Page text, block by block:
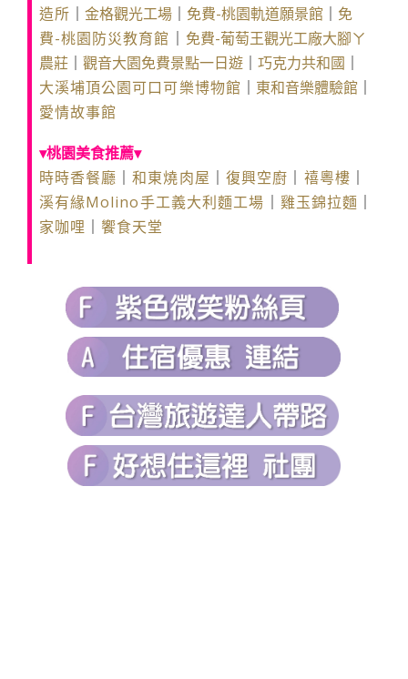
造所
金格觀光工場｜ 免費-桃園軌道願景館
免
費-桃園防災教育館
免費-葡萄王觀光工廠大腳ㄚ
農莊｜ 觀音大園免費景點一日遊｜ 巧克力共和國
大溪埔頂公園可口可樂博物館 東和音樂體驗館
愛情故事館
▾桃園美食推薦▾
時時香餐廳 ｜和東燒肉屋 復興空廚 禧粵樓
溪有緣Molino手工義大利麵工場 雞玉錦拉麵
家咖哩
饗食天堂